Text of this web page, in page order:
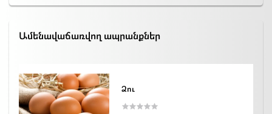
Ամենավաճառվող ապրանքներ
Ձու